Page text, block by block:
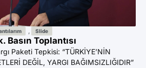
, Slide
Basın Toplantısı
Paketi Tepkisi: “TÜRKİYE’NİN
DEĞİL, YARGI BAĞIMSIZLIĞIDIR”